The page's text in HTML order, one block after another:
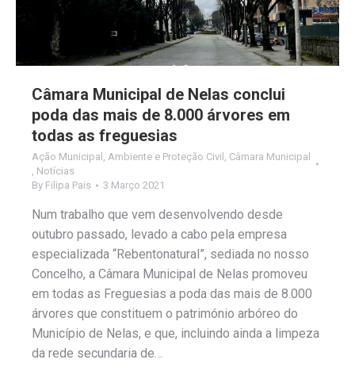
Câmara Municipal de Nelas conclui
poda das mais de 8.000 árvores em
todas as freguesias
Ação Municipal , Ambiente e Proteção Civil , Câmara Municipal
, Notícias
By Filipa Pais 3 Março 2021
Num trabalho que vem desenvolvendo desde
outubro passado, levado a cabo pela empresa
especializada “Rebentonatural”, sediada no nosso
Concelho, a Câmara Municipal de Nelas promoveu
em todas as Freguesias a poda das mais de 8.000
árvores que constituem o património arbóreo do
Município de Nelas, e que, incluindo ainda a limpeza
da rede secundaria de…